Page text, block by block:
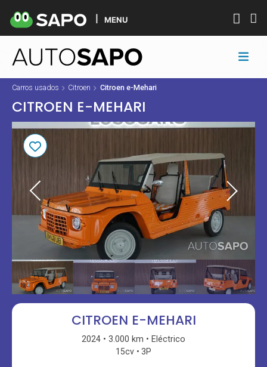
MENU
Carros usados Citroen Citroen e-Mehari
CITROEN E-MEHARI
CITROEN E-MEHARI
2024 3.000 km
Eléctrico
15cv
3P